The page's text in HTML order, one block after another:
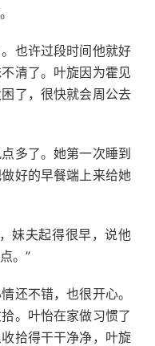
也许过段时间他就好
清了。叶旋因为霍见
了，很快就会周公去
多了。她第一次睡到
好的早餐端上来给她
妹夫起得很早，说他
。”
还不错，也很开心。
。叶怡在家做习惯了
拾得干干净净，叶旋